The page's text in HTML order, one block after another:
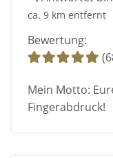
ca. 9 km entfernt
Bewertung:
Mein Motto:
Fingerabdruck!